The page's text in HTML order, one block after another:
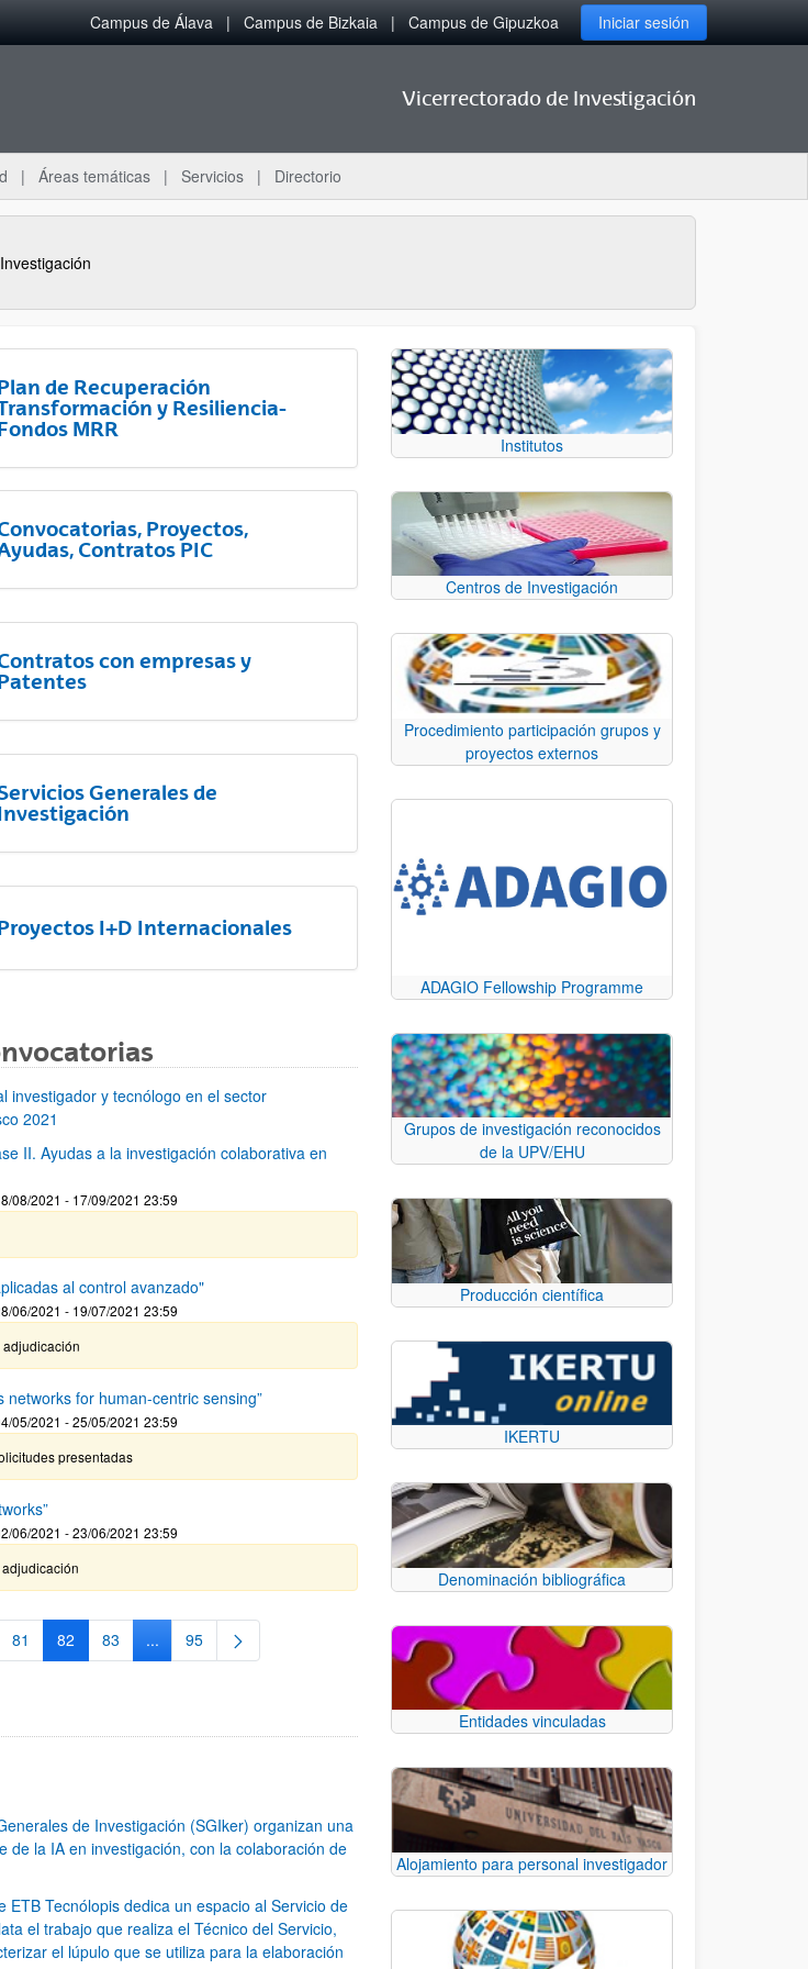
Campus de Álava Campus de Bizkaia Campus de Gipuzkoa Iniciar sesión
Vicerrectorado de Investigación
Áreas temáticas Servicios Directorio
de Recuperación
y Resiliencia-
MRR
Proyectos,
Contratos PIC
con empresas y
Generales de
I+D Internacionales
investigador y tecnólogo en el sector
2021
II. Ayudas a la investigación colaborativa en
08/2021 - 17/09/2021 23:59
al control avanzado"
06/2021 - 19/07/2021 23:59
networks for human-centric sensing”
05/2021 - 25/05/2021 23:59
presentadas
06/2021 - 23/06/2021 23:59
intermedias Use TAB para desplazarse.
Página
81 Página
82 Página
83 ...Páginas intermedias Use TAB para desplazarse.
Página
95
de Investigación (SGIker) organizan una
de la IA en investigación, con la colaboración de
ETB Tecnólopis dedica un espacio al Servicio de
el trabajo que realiza el Técnico del Servicio,
el lúpulo que se utiliza para la elaboración
Institutos
Centros de Investigación
Procedimiento participación grupos y
proyectos externos
ADAGIO Fellowship Programme
Grupos de investigación reconocidos
de la UPV/EHU
Producción científica
IKERTU
Denominación bibliográfica
Entidades vinculadas
Alojamiento para personal investigador